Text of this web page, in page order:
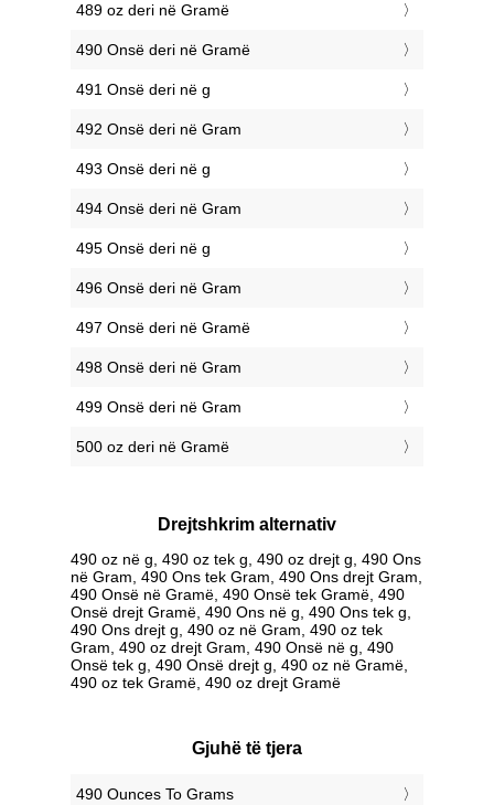
489 oz deri në Gramë
490 Onsë deri në Gramë
491 Onsë deri në g
492 Onsë deri në Gram
493 Onsë deri në g
494 Onsë deri në Gram
495 Onsë deri në g
496 Onsë deri në Gram
497 Onsë deri në Gramë
498 Onsë deri në Gram
499 Onsë deri në Gram
500 oz deri në Gramë
Drejtshkrim alternativ
490 oz në g, 490 oz tek g, 490 oz drejt g, 490 Ons
në Gram, 490 Ons tek Gram, 490 Ons drejt Gram,
490 Onsë në Gramë, 490 Onsë tek Gramë, 490
Onsë drejt Gramë, 490 Ons në g, 490 Ons tek g,
490 Ons drejt g, 490 oz në Gram, 490 oz tek
Gram, 490 oz drejt Gram, 490 Onsë në g, 490
Onsë tek g, 490 Onsë drejt g, 490 oz në Gramë,
490 oz tek Gramë, 490 oz drejt Gramë
Gjuhë të tjera
‎490 Ounces To Grams